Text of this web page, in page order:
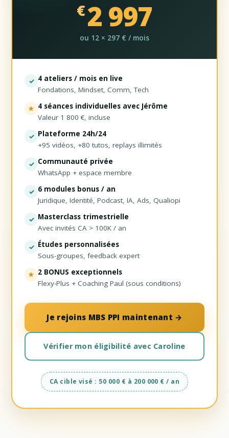
€2 997
ou 12 × 297 € / mois
✓ 4 ateliers / mois en live
Fondations, Mindset, Comm, Tech
★ 4 séances individuelles avec Jérôme
Valeur 1 800 €, incluse
✓ Plateforme 24h/24
+95 vidéos, +80 tutos, replays illimités
✓ Communauté privée
WhatsApp + espace membre
✓ 6 modules bonus / an
Juridique, Identité, Podcast, IA, Ads, Qualiopi
✓ Masterclass trimestrielle
Avec invités CA > 100K / an
✓ Études personnalisées
Sous-groupes, feedback expert
★ 2 BONUS exceptionnels
Flexy-Plus + Coaching Paul (sous conditions)
Je rejoins MBS PPI maintenant →
Vérifier mon éligibilité avec Caroline
CA cible visé : 50 000 € à 200 000 € / an